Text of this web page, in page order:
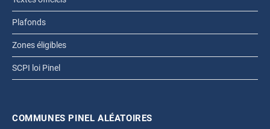
Plafonds
Zones éligibles
SCPI loi Pinel
COMMUNES PINEL ALÉATOIRES